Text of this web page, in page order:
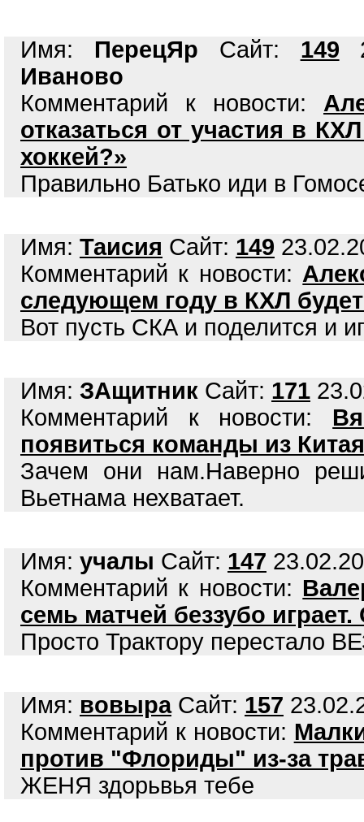
Имя: ПерецЯр Сайт: 149
Иваново
Комментарий к новости:
отказаться от участия в
хоккей?»
Правильно Батько иди в
Имя: Таисия Сайт: 149
Комментарий к новости:
следующем году в КХЛ
Вот пусть СКА и поделится и
Имя: ЗАщитник Сайт: 171
Комментарий к новости:
появиться команды из
Зачем они нам.Наверно
Вьетнама нехватает.
Имя: учалы Сайт: 147
Комментарий к новости:
семь матчей беззубо
Просто Трактору перестало
Имя: вовыраСайт: 157
Комментарий к новости:
против "Флориды" из-за
ЖЕНЯ здорьвья тебе